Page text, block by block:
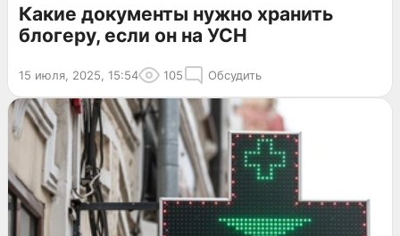
Какие документы нужно хранить
блогеру, если он на УСН
15 июля, 2025, 15:54 105 Обсудить